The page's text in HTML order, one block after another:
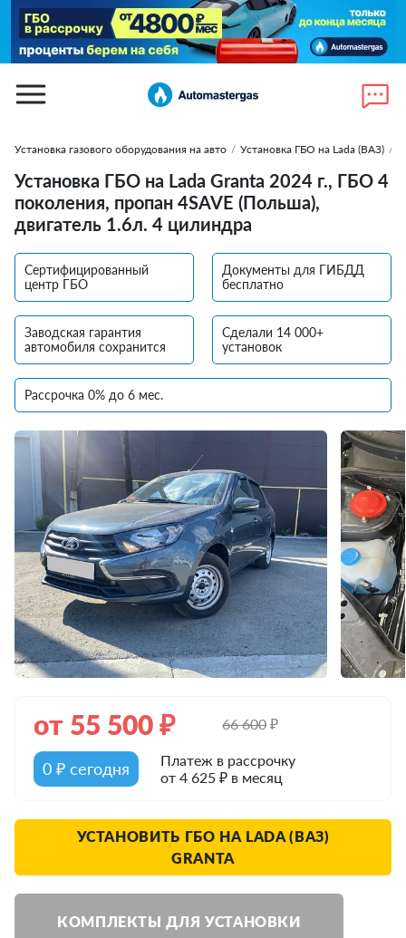
Установка газового оборудования на авто / Установка ГБО на Lada (ВАЗ) /
Установка ГБО на Lada Granta 2024 г., ГБО 4
поколения, пропан 4SAVE (Польша),
двигатель 1.6л. 4 цилиндра
Сертифицированный
центр ГБО
Документы для ГИБДД
бесплатно
Заводская гарантия
автомобиля сохранится
Сделали 14 000+
установок
Рассрочка 0% до 6 мес.
от 55 500₽ 66 600₽
0 ₽ сегодня
Платеж в рассрочку
от 4 625 ₽ в месяц
УСТАНОВИТЬ ГБО НА LADA (ВАЗ)
GRANTA
КОМПЛЕКТЫ ДЛЯ УСТАНОВКИ